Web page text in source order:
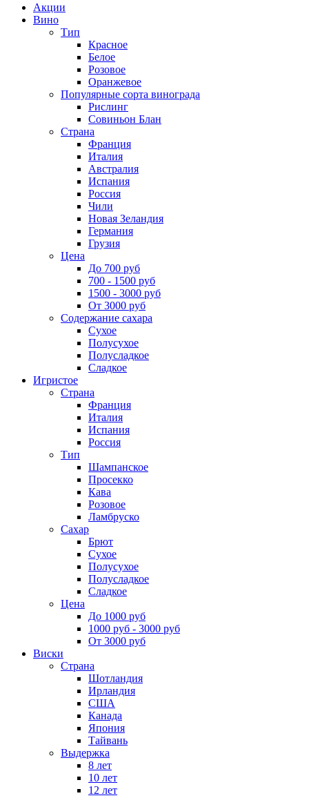
Акции
Вино
Тип
Красное
Белое
Розовое
Оранжевое
Популярные сорта винограда
Рислинг
Совиньон Блан
Страна
Франция
Италия
Австралия
Испания
Россия
Чили
Новая Зеландия
Германия
Грузия
Цена
До 700 руб
700 - 1500 руб
1500 - 3000 руб
От 3000 руб
Содержание сахара
Сухое
Полусухое
Полусладкое
Сладкое
Игристое
Страна
Франция
Италия
Испания
Россия
Тип
Шампанское
Просекко
Кава
Розовое
Ламбруско
Сахар
Брют
Сухое
Полусухое
Полусладкое
Сладкое
Цена
До 1000 руб
1000 руб - 3000 руб
От 3000 руб
Виски
Страна
Шотландия
Ирландия
США
Канада
Япония
Тайвань
Выдержка
8 лет
10 лет
12 лет